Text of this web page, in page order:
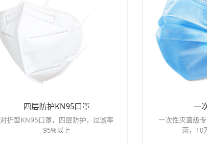
四层防护KN95口罩
对折型KN95口罩，四层防护，过滤率
95%以上
一
一次性灭菌级
菌，10